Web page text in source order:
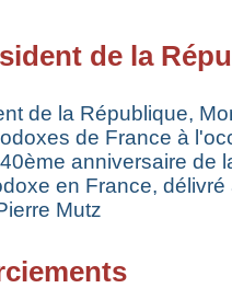
de la
de la République,
de France à
anniversaire de
en France,
Mutz